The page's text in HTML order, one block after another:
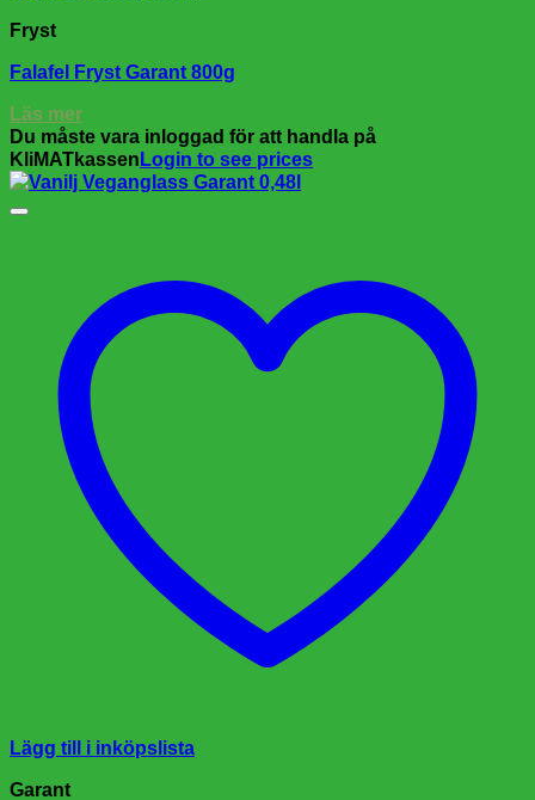
Fryst
Falafel Fryst Garant 800g
Läs mer
Du måste vara inloggad för att handla på
KliMATkassen Login to see prices
Lägg till i inköpslista
Garant